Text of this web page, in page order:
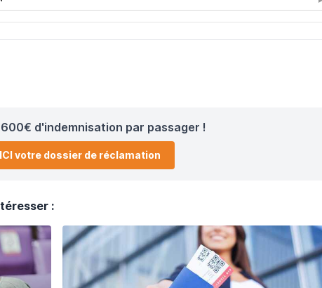
d'indemnisation par passager !
votre dossier de réclamation
: